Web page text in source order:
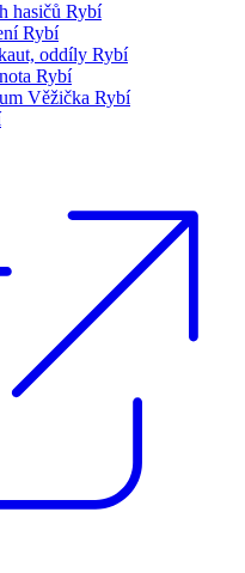
hasičů Rybí
Rybí
oddíly Rybí
Rybí
Věžička Rybí